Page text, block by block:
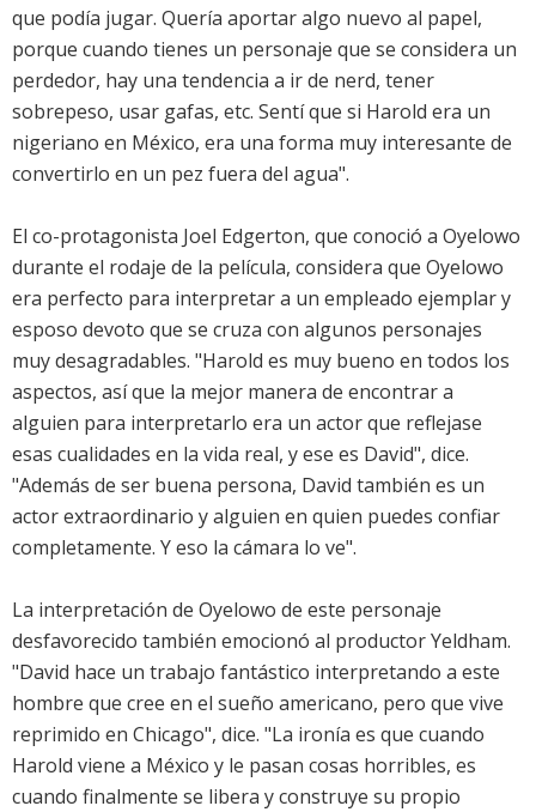
que podía jugar. Quería aportar algo nuevo al papel,
porque cuando tienes un personaje que se considera un
perdedor, hay una tendencia a ir de nerd, tener
sobrepeso, usar gafas, etc. Sentí que si Harold era un
nigeriano en México, era una forma muy interesante de
convertirlo en un pez fuera del agua".
El co-protagonista Joel Edgerton, que conoció a Oyelowo
durante el rodaje de la película, considera que Oyelowo
era perfecto para interpretar a un empleado ejemplar y
esposo devoto que se cruza con algunos personajes
muy desagradables. "Harold es muy bueno en todos los
aspectos, así que la mejor manera de encontrar a
alguien para interpretarlo era un actor que reflejase
esas cualidades en la vida real, y ese es David", dice.
"Además de ser buena persona, David también es un
actor extraordinario y alguien en quien puedes confiar
completamente. Y eso la cámara lo ve".
La interpretación de Oyelowo de este personaje
desfavorecido también emocionó al productor Yeldham.
"David hace un trabajo fantástico interpretando a este
hombre que cree en el sueño americano, pero que vive
reprimido en Chicago", dice. "La ironía es que cuando
Harold viene a México y le pasan cosas horribles, es
cuando finalmente se libera y construye su propio